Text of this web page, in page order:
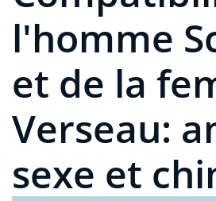
l'homme
et de la
Verseau:
sexe et